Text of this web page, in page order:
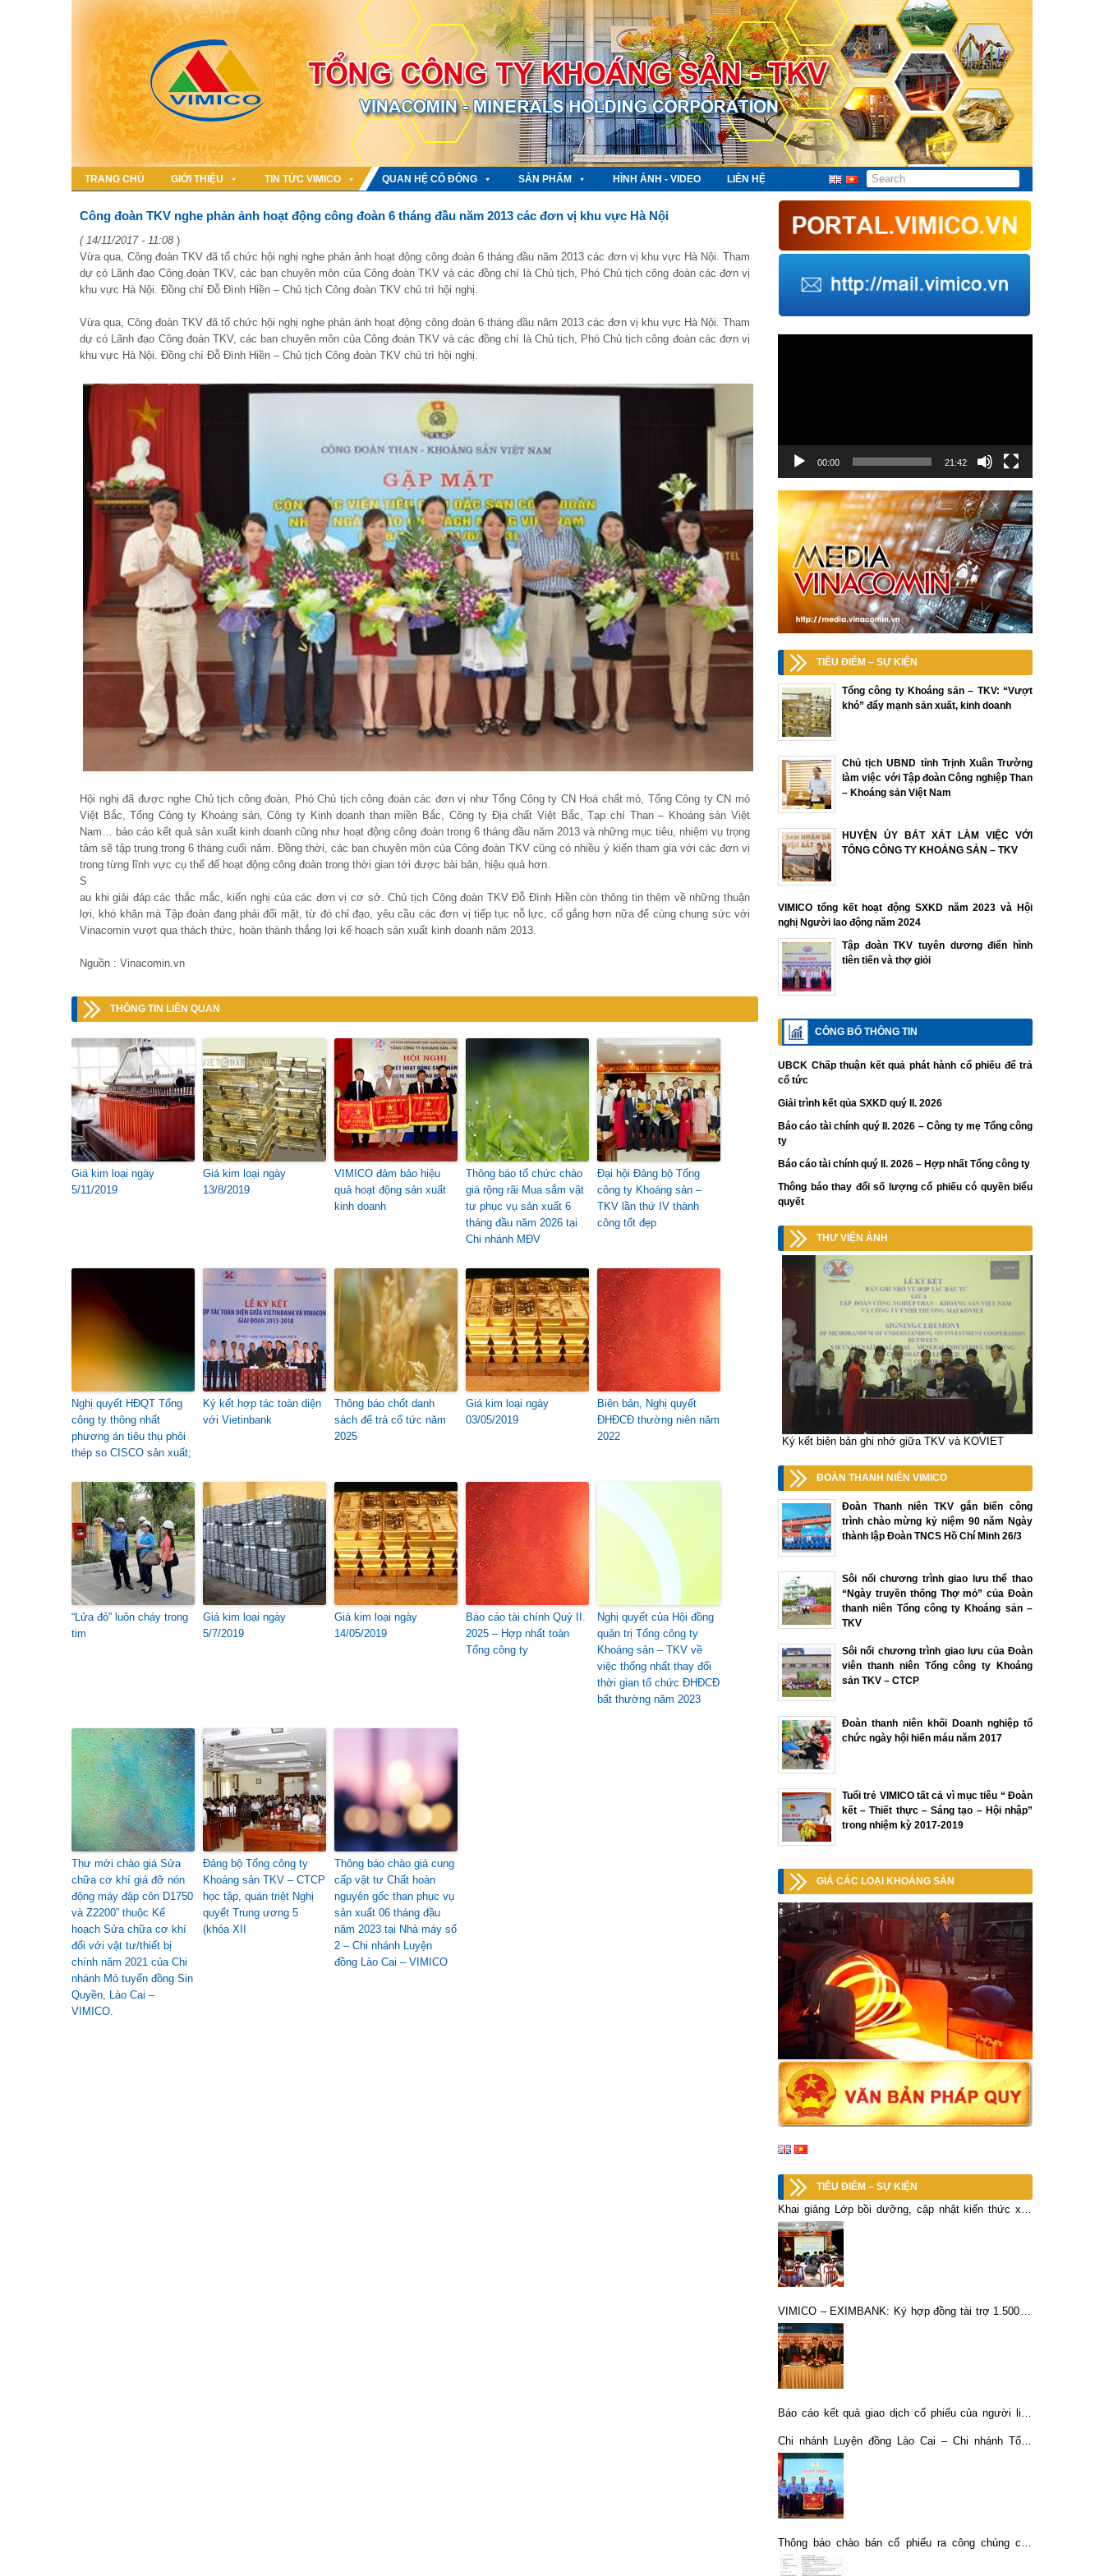
TRANG CHỦ GIỚI THIỆU TIN TỨC VIMICO QUAN HỆ CỔ ĐÔNG SẢN PHẨM HÌNH ẢNH - VIDEO LIÊN HỆ
Công đoàn TKV nghe phản ảnh hoạt động công đoàn 6 tháng đầu năm 2013 các đơn vị khu vực Hà Nội
( 14/11/2017 - 11:08 )
Vừa qua, Công đoàn TKV đã tổ chức hội nghị nghe phản ảnh hoạt động công đoàn 6 tháng đầu năm 2013 các đơn vị khu vực Hà Nội. Tham
dự có Lãnh đạo Công đoàn TKV, các ban chuyên môn của Công đoàn TKV và các đồng chí là Chủ tịch, Phó Chủ tịch công đoàn các đơn vị
khu vực Hà Nội. Đồng chí Đỗ Đình Hiền – Chủ tịch Công đoàn TKV chủ trì hội nghị.
Vừa qua, Công đoàn TKV đã tổ chức hội nghị nghe phản ảnh hoạt động công đoàn 6 tháng đầu năm 2013 các đơn vị khu vực Hà Nội. Tham
dự có Lãnh đạo Công đoàn TKV, các ban chuyên môn của Công đoàn TKV và các đồng chí là Chủ tịch, Phó Chủ tịch công đoàn các đơn vị
khu vực Hà Nội. Đồng chí Đỗ Đình Hiền – Chủ tịch Công đoàn TKV chủ trì hội nghị.
Hội nghị đã được nghe Chủ tịch công đoàn, Phó Chủ tịch công đoàn các đơn vị như Tổng Công ty CN Hoá chất mỏ, Tổng Công ty CN mỏ
Việt Bắc, Tổng Công ty Khoáng sản, Công ty Kinh doanh than miền Bắc, Công ty Địa chất Việt Bắc, Tạp chí Than – Khoáng sản Việt
Nam… báo cáo kết quả sản xuất kinh doanh cũng như hoạt động công đoàn trong 6 tháng đầu năm 2013 và những mục tiêu, nhiệm vụ trọng
tâm sẽ tập trung trong 6 tháng cuối năm. Đồng thời, các ban chuyên môn của Công đoàn TKV cũng có nhiều ý kiến tham gia với các đơn vị
trong từng lĩnh vực cụ thể để hoạt động công đoàn trong thời gian tới được bài bản, hiệu quả hơn.
S
au khi giải đáp các thắc mắc, kiến nghị của các đơn vị cơ sở. Chủ tịch Công đoàn TKV Đỗ Đình Hiền còn thông tin thêm về những thuận
lợi, khó khăn mà Tập đoàn đang phải đối mặt, từ đó chỉ đạo, yêu cầu các đơn vị tiếp tục nỗ lực, cố gắng hơn nữa để cùng chung sức với
Vinacomin vượt qua thách thức, hoàn thành thắng lợi kế hoạch sản xuất kinh doanh năm 2013.
Nguồn : Vinacomin.vn
THÔNG TIN LIÊN QUAN
Giá kim loại ngày
5/11/2019
Giá kim loại ngày
13/8/2019
VIMICO đảm bảo hiệu
quả hoạt động sản xuất
kinh doanh
Thông báo tổ chức chào
giá rộng rãi Mua sắm vật
tư phục vụ sản xuất 6
tháng đầu năm 2026 tại
Chi nhánh MĐV
Đại hội Đảng bộ Tổng
công ty Khoáng sản –
TKV lần thứ IV thành
công tốt đẹp
Nghị quyết HĐQT Tổng
công ty thông nhất
phương án tiêu thụ phôi
thép so CISCO sản xuất;
Ký kết hợp tác toàn diện
với Vietinbank
Thông báo chốt danh
sách để trả cổ tức năm
2025
Giá kim loại ngày
03/05/2019
Biên bản, Nghị quyết
ĐHĐCĐ thường niên năm
2022
“Lửa đỏ” luôn cháy trong
tim
Giá kim loại ngày
5/7/2019
Giá kim loại ngày
14/05/2019
Báo cáo tài chính Quý II.
2025 – Hợp nhất toàn
Tổng công ty
Nghị quyết của Hội đồng
quản trị Tổng công ty
Khoáng sản – TKV về
việc thống nhất thay đổi
thời gian tổ chức ĐHĐCĐ
bất thường năm 2023
Thư mời chào giá Sửa
chữa cơ khí giá đỡ nón
động máy đập côn D1750
và Z2200” thuộc Kế
hoạch Sửa chữa cơ khí
đối với vật tư/thiết bị
chính năm 2021 của Chi
nhánh Mỏ tuyển đồng Sin
Quyền, Lào Cai –
VIMICO.
Đảng bộ Tổng công ty
Khoáng sản TKV – CTCP
học tập, quán triệt Nghị
quyết Trung ương 5
(khóa XII
Thông báo chào giá cung
cấp vật tư Chất hoàn
nguyên gốc than phục vụ
sản xuất 06 tháng đầu
năm 2023 tại Nhà máy số
2 – Chi nhánh Luyện
đồng Lào Cai – VIMICO
00:00 21:42
TIÊU ĐIỂM – SỰ KIỆN
Tổng công ty Khoáng sản – TKV: “Vượt
khó” đẩy mạnh sản xuất, kinh doanh
Chủ tịch UBND tỉnh Trịnh Xuân Trường
làm việc với Tập đoàn Công nghiệp Than
– Khoáng sản Việt Nam
HUYỆN ỦY BÁT XÁT LÀM VIỆC VỚI
TỔNG CÔNG TY KHOÁNG SẢN – TKV
VIMICO tổng kết hoạt động SXKD năm 2023 và Hội
nghị Người lao động năm 2024
Tập đoàn TKV tuyên dương điển hình
tiên tiến và thợ giỏi
CÔNG BỐ THÔNG TIN
UBCK Chấp thuận kết quả phát hành cổ phiếu để trả
cổ tức
Giải trình kết qủa SXKD quý II. 2026
Báo cáo tài chính quý II. 2026 – Công ty mẹ Tổng công
ty
Báo cáo tài chính quý II. 2026 – Hợp nhất Tổng công ty
Thông báo thay đổi số lượng cổ phiếu có quyền biểu
quyết
THƯ VIỆN ẢNH
Ký kết biên bản ghi nhớ giữa TKV và KOVIET
ĐOÀN THANH NIÊN VIMICO
Đoàn Thanh niên TKV gắn biển công
trình chào mừng kỷ niệm 90 năm Ngày
thành lập Đoàn TNCS Hồ Chí Minh 26/3
Sôi nổi chương trình giao lưu thể thao
“Ngày truyền thống Thợ mỏ” của Đoàn
thanh niên Tổng công ty Khoáng sản –
TKV
Sôi nổi chương trình giao lưu của Đoàn
viên thanh niên Tổng công ty Khoáng
sản TKV – CTCP
Đoàn thanh niên khối Doanh nghiệp tổ
chức ngày hội hiến máu năm 2017
Tuổi trẻ VIMICO tất cả vì mục tiêu “ Đoàn
kết – Thiết thực – Sáng tạo – Hội nhập”
trong nhiệm kỳ 2017-2019
GIÁ CÁC LOẠI KHOÁNG SẢN
TIÊU ĐIỂM – SỰ KIỆN
Khai giảng Lớp bồi dưỡng, cập nhật kiến thức xây
dựng Đảng năm 2021
VIMICO – EXIMBANK: Ký hợp đồng tài trợ 1.500 tỷ
đồng cho dự án “Đầu tư mở rộng nâng công suất khu
mỏ tuyển đồng Sin Quyền, Lào Cai”
Báo cáo kết quả giao dịch cổ phiếu của người liên
Chi nhánh Luyện đồng Lào Cai – Chi nhánh Tổng
công ty Khoáng sản – TKV tổ chức Đại hội Công
đoàn lần thứ V, nhiệm kỳ 2023-2028
Thông báo chào bán cổ phiếu ra công chúng của
Tổng công ty Khoáng sản TKV-CTCP tại Công ty Cổ
phần Kim loại màu Nghệ Tĩnh